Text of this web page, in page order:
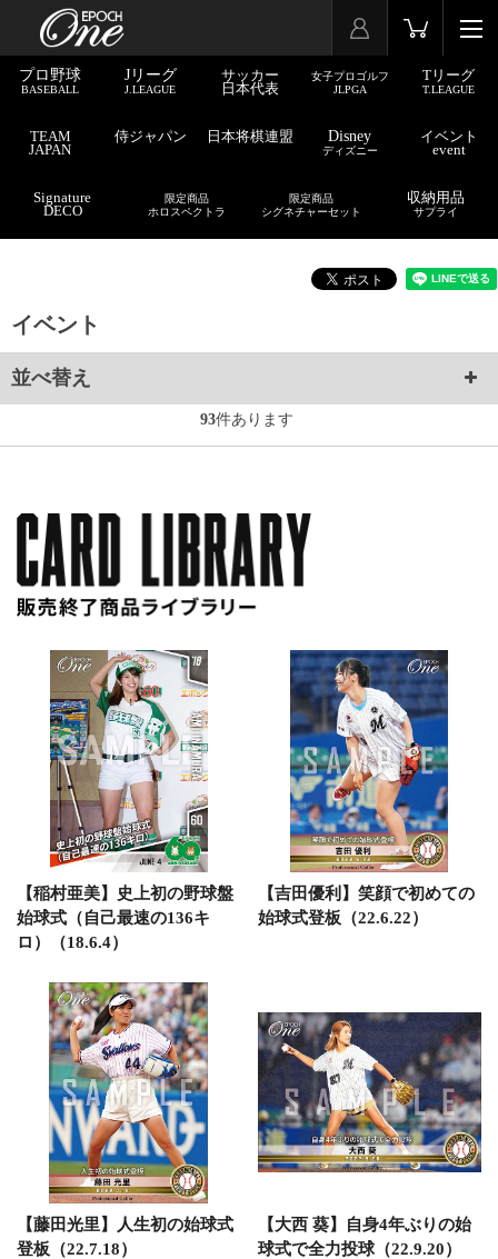
プロ野球
BASEBALL
Jリーグ
J.LEAGUE
サッカー
日本代表
女子プロゴルフ
JLPGA
Tリーグ
T.LEAGUE
TEAM
JAPAN
侍ジャパン 日本将棋連盟 Disney
ディズニー
イベント
event
Signature
DECO
限定商品
ホロスペクトラ
限定商品
シグネチャーセット
収納用品
サプライ
イベント
並べ替え
93件あります
【稲村亜美】史上初の野球盤
始球式（自己最速の136キ
ロ）（18.6.4）
【吉田優利】笑顔で初めての
始球式登板（22.6.22）
【藤田光里】人生初の始球式
登板（22.7.18）
【大西 葵】自身4年ぶりの始
球式で全力投球（22.9.20）